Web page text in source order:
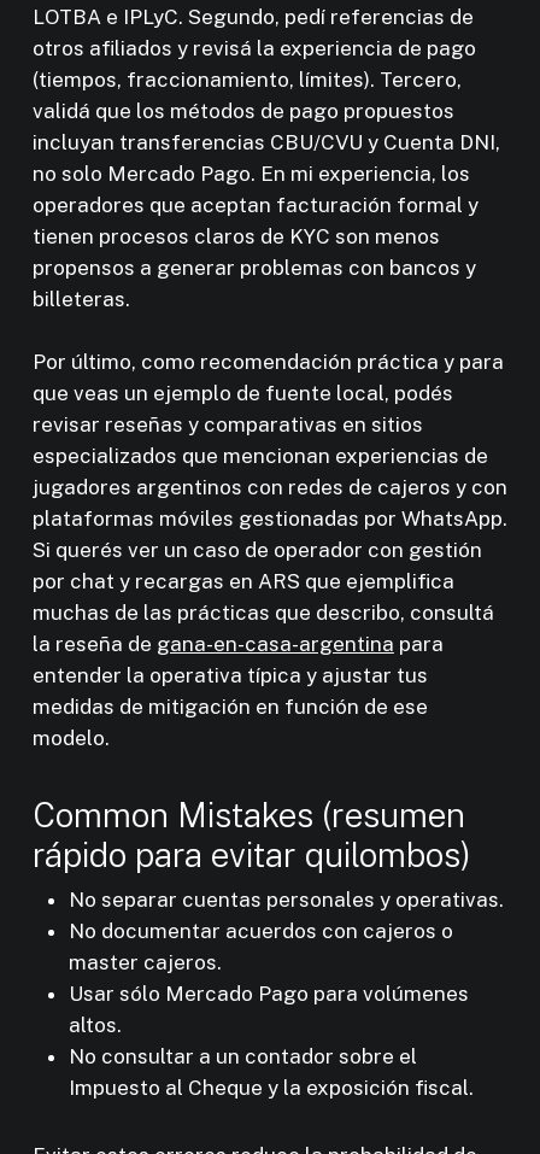
LOTBA e IPLyC. Segundo, pedí referencias de
otros afiliados y revisá la experiencia de pago
(tiempos, fraccionamiento, límites). Tercero,
validá que los métodos de pago propuestos
incluyan transferencias CBU/CVU y Cuenta DNI,
no solo Mercado Pago. En mi experiencia, los
operadores que aceptan facturación formal y
tienen procesos claros de KYC son menos
propensos a generar problemas con bancos y
billeteras.
Por último, como recomendación práctica y para
que veas un ejemplo de fuente local, podés
revisar reseñas y comparativas en sitios
especializados que mencionan experiencias de
jugadores argentinos con redes de cajeros y con
plataformas móviles gestionadas por WhatsApp.
Si querés ver un caso de operador con gestión
por chat y recargas en ARS que ejemplifica
muchas de las prácticas que describo, consultá
la reseña de gana-en-casa-argentina para
entender la operativa típica y ajustar tus
medidas de mitigación en función de ese
modelo.
Common Mistakes (resumen
rápido para evitar quilombos)
No separar cuentas personales y operativas.
No documentar acuerdos con cajeros o
master cajeros.
Usar sólo Mercado Pago para volúmenes
altos.
No consultar a un contador sobre el
Impuesto al Cheque y la exposición fiscal.